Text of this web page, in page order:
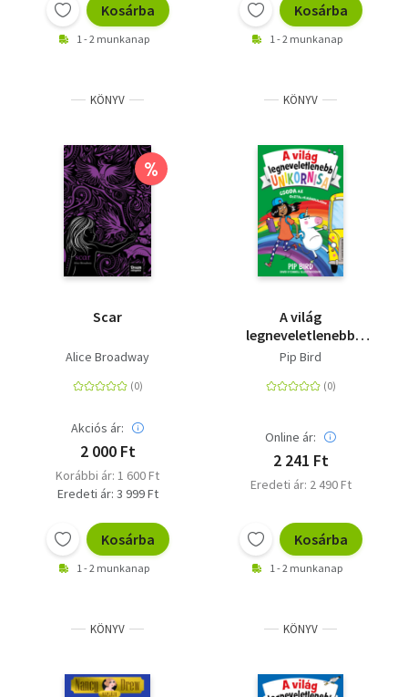
Kosárba
1 - 2 munkanap
Kosárba
1 - 2 munkanap
KÖNYV
%
Scar
Alice Broadway
Akciós ár:
2 000 Ft
Korábbi ár: 1 600 Ft
Eredeti ár: 3 999 Ft
Kosárba
1 - 2 munkanap
KÖNYV
A világ
legneveletlenebb
unikornisa 5. - Csoda
osztálykiránduláson
Pip Bird
Online ár:
2 241 Ft
Eredeti ár: 2 490 Ft
Kosárba
1 - 2 munkanap
KÖNYV KÖNYV